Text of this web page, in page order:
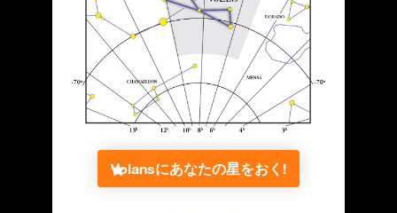
Volansにあなたの星をおく!